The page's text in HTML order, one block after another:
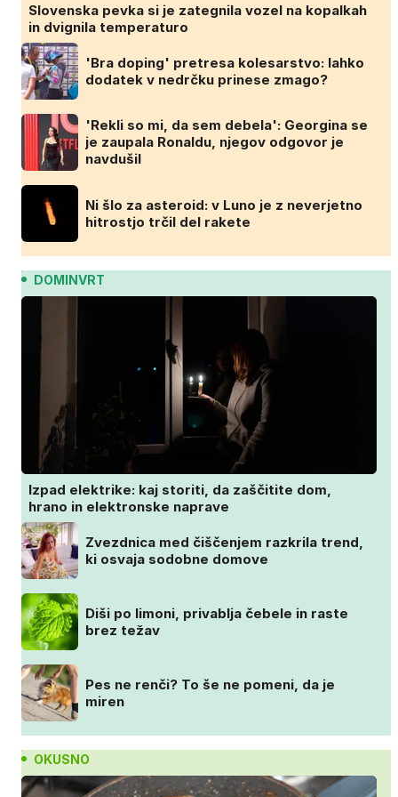
Slovenska pevka si je zategnila vozel na kopalkah
in dvignila temperaturo
'Bra doping' pretresa kolesarstvo: lahko
dodatek v nedrčku prinese zmago?
'Rekli so mi, da sem debela': Georgina se
je zaupala Ronaldu, njegov odgovor je
navdušil
Ni šlo za asteroid: v Luno je z neverjetno
hitrostjo trčil del rakete
DOMINVRT
Izpad elektrike: kaj storiti, da zaščitite dom,
hrano in elektronske naprave
Zvezdnica med čiščenjem razkrila trend,
ki osvaja sodobne domove
Diši po limoni, privablja čebele in raste
brez težav
Pes ne renči? To še ne pomeni, da je
miren
OKUSNO